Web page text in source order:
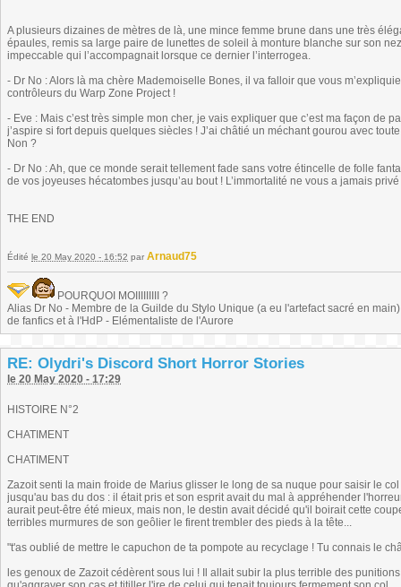
A plusieurs dizaines de mètres de là, une mince femme brune dans une très
épaules, remis sa large paire de lunettes de soleil à monture blanche sur son
impeccable qui l’accompagnait lorsque ce dernier l’interrogea.
- Dr No : Alors là ma chère Mademoiselle Bones, il va falloir que vous
contrôleurs du Warp Zone Project !
- Eve : Mais c’est très simple mon cher, je vais expliquer que c’est ma façon de
j’aspire si fort depuis quelques siècles ! J’ai châtié un méchant gourou avec
Non ?
- Dr No : Ah, que ce monde serait tellement fade sans votre étincelle de folle
de vos joyeuses hécatombes jusqu’au bout ! L’immortalité ne vous a jamais
THE END
Édité le 20 May 2020 - 16:52 par Arnaud75
POURQUOI MOIIIIIIIII ?
Alias Dr No - Membre de la Guilde du Stylo Unique (a eu l'artefact sacré en
de fanfics et à l'HdP - Elémentaliste de l'Aurore
RE: Olydri's Discord Short Horror Stories
le 20 May 2020 - 17:29
HISTOIRE N°2
CHATIMENT
CHATIMENT
Zazoit senti la main froide de Marius glisser le long de sa nuque pour saisir le
jusqu'au bas du dos : il était pris et son esprit avait du mal à appréhender
aurait peut-être été mieux, mais non, le destin avait décidé qu'il boirait cette
terribles murmures de son geôlier le firent trembler des pieds à la tête...
"t'as oublié de mettre le capuchon de ta pompote au recyclage ! Tu connais le
les genoux de Zazoit cédèrent sous lui ! Il allait subir la plus terrible des